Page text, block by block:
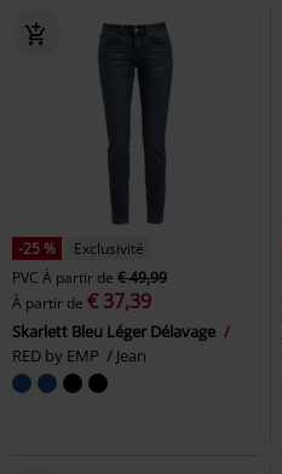
-25 %
Exclusivité
PVC À partir de € 49,99
À partir de € 37,39
Skarlett Bleu Léger Délavage
RED by EMP
Jean